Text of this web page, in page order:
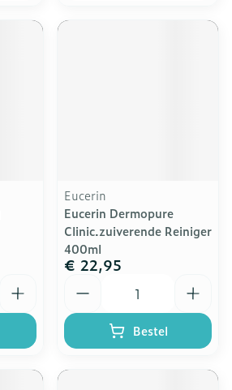
Eucerin
Eucerin Dermopure
Clinic.zuiverende Reiniger
400ml
€ 22,95
Bestel